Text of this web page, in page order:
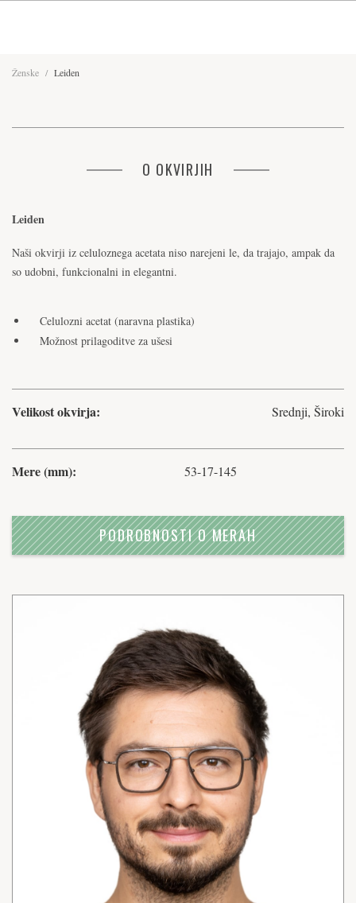
Ženske / Leiden
O OKVIRJIH
Leiden
Naši okvirji iz celuloznega acetata niso narejeni le, da trajajo, ampak da
so udobni, funkcionalni in elegantni.
Celulozni acetat (naravna plastika)
Možnost prilagoditve za ušesi
Velikost okvirja: Srednji, Široki
Mere (mm): 53-17-145
PODROBNOSTI O MERAH